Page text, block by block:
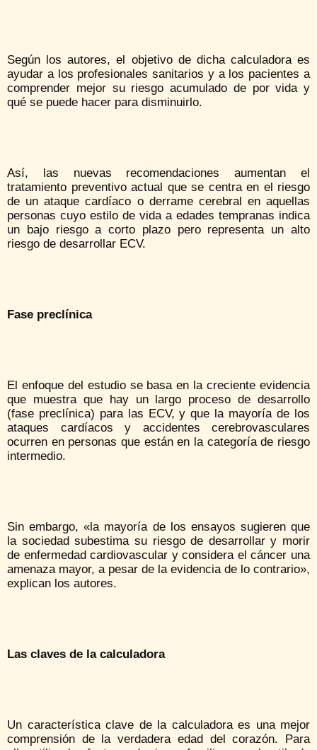
Según los autores, el objetivo de dicha calculadora es
ayudar a los profesionales sanitarios y a los pacientes a
comprender mejor su riesgo acumulado de por vida y
qué se puede hacer para disminuirlo.
Así, las nuevas recomendaciones aumentan el
tratamiento preventivo actual que se centra en el riesgo
de un ataque cardíaco o derrame cerebral en aquellas
personas cuyo estilo de vida a edades tempranas indica
un bajo riesgo a corto plazo pero representa un alto
riesgo de desarrollar ECV.
Fase preclínica
El enfoque del estudio se basa en la creciente evidencia
que muestra que hay un largo proceso de desarrollo
(fase preclínica) para las ECV, y que la mayoría de los
ataques cardíacos y accidentes cerebrovasculares
ocurren en personas que están en la categoría de riesgo
intermedio.
Sin embargo, «la mayoría de los ensayos sugieren que
la sociedad subestima su riesgo de desarrollar y morir
de enfermedad cardiovascular y considera el cáncer una
amenaza mayor, a pesar de la evidencia de lo contrario»,
explican los autores.
Las claves de la calculadora
Un característica clave de la calculadora es una mejor
comprensión de la verdadera edad del corazón. Para